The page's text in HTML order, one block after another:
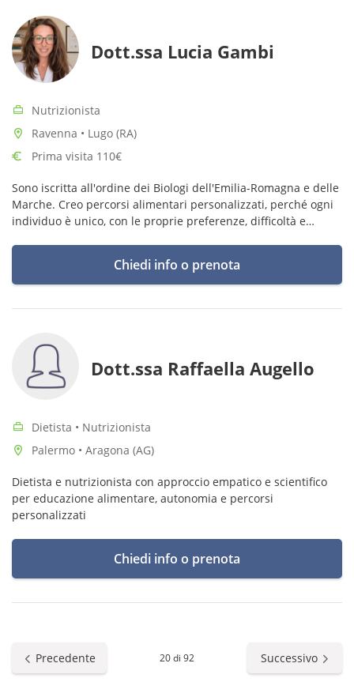
Dott.ssa Lucia Gambi
Nutrizionista
Ravenna • Lugo (RA)
Prima visita 110€
Sono iscritta all'ordine dei Biologi dell'Emilia-Romagna e delle
Marche. Creo percorsi alimentari personalizzati, perché ogni
individuo è unico, con le proprie preferenze, difficoltà e
Chiedi info o prenota
Dott.ssa Raffaella Augello
Dietista • Nutrizionista
Palermo • Aragona (AG)
Dietista e nutrizionista con approccio empatico e scientifico
per educazione alimentare, autonomia e percorsi
personalizzati
Chiedi info o prenota
Precedente 20 di 92 Successivo